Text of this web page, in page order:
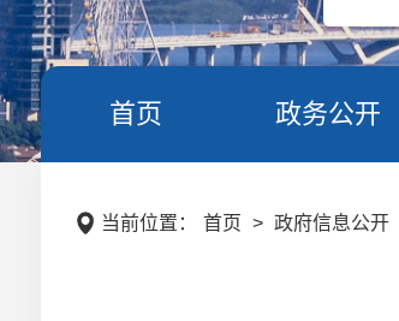
首页 政务公开
当前位置： 首页 > 政府信息公开